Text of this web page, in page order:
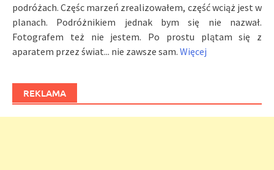
podróżach. Częśc marzeń zrealizowałem, część wciąż jest w
planach. Podróżnikiem jednak bym się nie nazwał.
Fotografem też nie jestem. Po prostu plątam się z
aparatem przez świat... nie zawsze sam. Więcej
REKLAMA